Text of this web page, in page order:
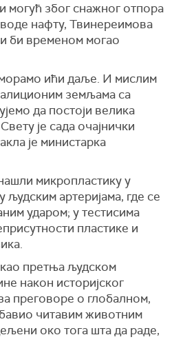
могућ због снажног отпора
нафту, Твинереимова
би временом могао
ићи даље. И мислим
земљама са
да постоји велика
је сада очајнички
је министарка
микропластику у
људским артеријама, где се
ударом; у тестисима
пластике и
као претња људском
након историјског
преговоре о глобалном,
читавим животним
око тога шта да раде,